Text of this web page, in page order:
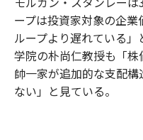
ープは投資家対象の企
ループより遅れている
学院の朴尚仁教授も「
帥一家が追加的な支配
ない」と見ている。